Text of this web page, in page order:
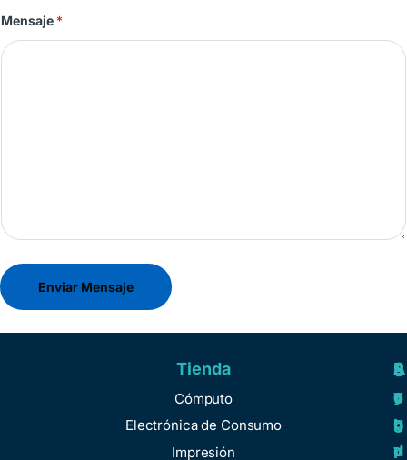
Mensaje *
Enviar Mensaje
Tienda
Cómputo
Electrónica de Consumo
Impresión
A
y
u
d
S
o
b
r
R
e
g
u
S
e
r
v